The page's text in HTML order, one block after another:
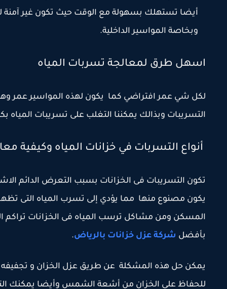
أيضا تستهلك بسهولة مع الوقت حيث تكون غير
وبخاصة المواسير الداخلية.
اسهل طرق لمعالجة تسربات المياه
التسريبات وبذالك يمكننا التغلب على تسريبات المياه
أنواع التسربات في خزانات المياه وكيفية
تكون التسريبات فى الخزانات بسبب التعرض الدائم
يكون مصنوع منها مما يؤدي إلى تسرب المياه التى
المسكن ومن مشاكل ترسب المياه فى الخزانات
بأفضل شركة عزل خزانات بالرياض.
يمكن حل هذه المشكلة عن طريق عزل الخزان و تجفيفه
للحفاظ على الخزان من أشعة الشمس وأيضا يمكنك